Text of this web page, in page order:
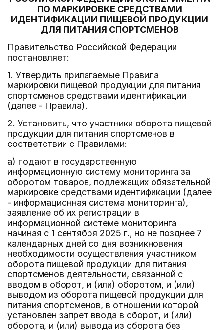
ПО МАРКИРОВКЕ СРЕДСТВАМИ
ИДЕНТИФИКАЦИИ ПИЩЕВОЙ ПРОДУКЦИИ
ДЛЯ ПИТАНИЯ СПОРТСМЕНОВ
Правительство Российской Федерации
постановляет:
1. Утвердить прилагаемые Правила
маркировки пищевой продукции для питания
спортсменов средствами идентификации
(далее - Правила).
2. Установить, что участники оборота пищевой
продукции для питания спортсменов в
соответствии с Правилами:
а) подают в государственную
информационную систему мониторинга за
оборотом товаров, подлежащих обязательной
маркировке средствами идентификации (далее
- информационная система мониторинга),
заявление об их регистрации в
информационной системе мониторинга
начиная с 1 сентября 2025 г., но не позднее 7
календарных дней со дня возникновения
необходимости осуществления участником
оборота пищевой продукции для питания
спортсменов деятельности, связанной с
вводом в оборот, и (или) оборотом, и (или)
выводом из оборота пищевой продукции для
питания спортсменов, в отношении которой
установлен запрет ввода в оборот, и (или)
оборота, и (или) вывода из оборота без